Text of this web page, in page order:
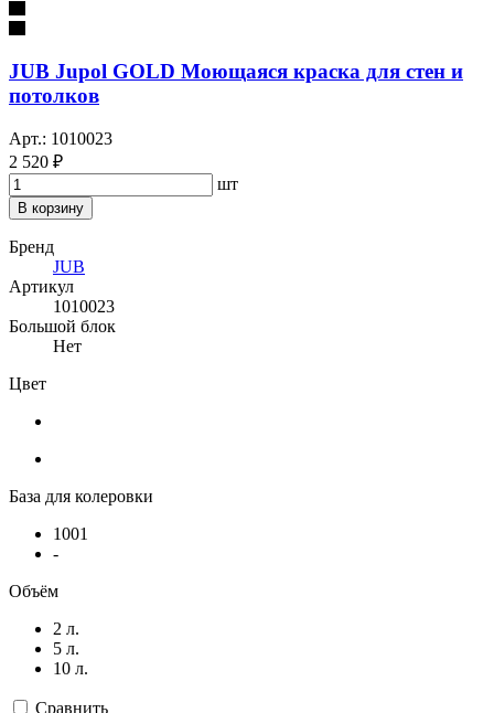
JUB Jupol GOLD Моющаяся краска для стен и
потолков
Арт.: 1010023
2 520 ₽
шт
В корзину
Бренд
JUB
Артикул
1010023
Большой блок
Нет
Цвет
База для колеровки
1001
-
Объём
2 л.
5 л.
10 л.
Сравнить